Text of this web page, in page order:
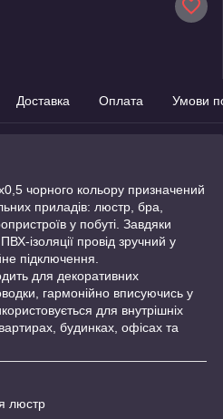
Доставка Оплата Умови
чорного кольору призначений
приладів: люстр, бра,
у побуті. Завдяки
ПВХ-ізоляції провід зручний у
підключення.
для декоративних
гармонійно вписуючись у
для внутрішніх
будинках, офісах та
люстр